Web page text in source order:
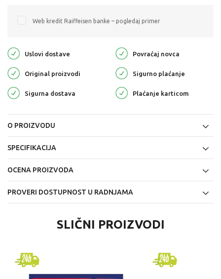
Web kredit Raiffeisen banke – pogledaj primer
Uslovi dostave Povraćaj novca
Original proizvodi Sigurno plaćanje
Sigurna dostava Plaćanje karticom
O PROIZVODU
SPECIFIKACIJA
OCENA PROIZVODA
PROVERI DOSTUPNOST U RADNJAMA
SLIČNI PROIZVODI